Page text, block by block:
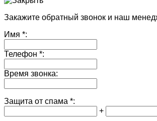
Закажите обратный звонок и наш
Имя *:
Телефон *:
Время звонка:
Защита от спама *:
+